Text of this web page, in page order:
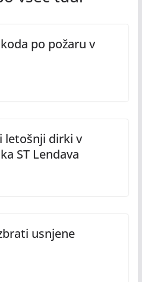
po požaru v
letošnji dirki v
ST Lendava
usnjene